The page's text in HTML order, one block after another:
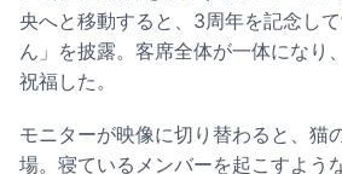
央へと移動すると、3周年を記念し
ん」を披露。客席全体が一体になり
祝福した。
モニターが映像に切り替わると、猫
場。寝ているメンバーを起こすよう